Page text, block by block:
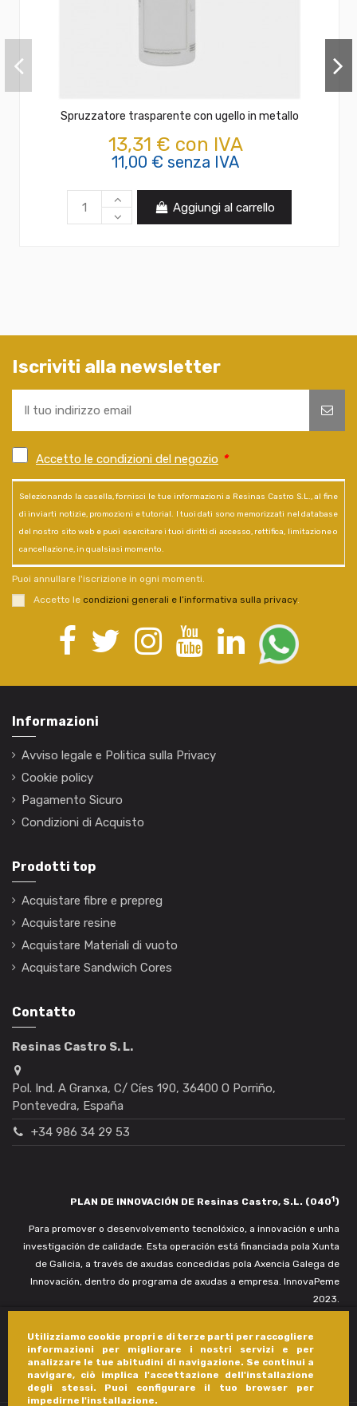
Utilizziamo cookie propri e di terze parti per raccogliere
informazioni per migliorare i nostri servizi e per
analizzare le tue abitudini di navigazione. Se continui a
navigare, ciò implica l'accettazione dell'installazione
degli stessi. Puoi configurare il tuo browser per
impedirne l'installazione.
Spruzzatore trasparente con ugello in metallo
13,31 € con IVA
11,00 € senza IVA
Aggiungi al carrello
Iscriviti alla newsletter
Accetto le condizioni del negozio *
Selezionando la casella, fornisci le tue informazioni a Resinas Castro S.L., al fine
di inviarti notizie, promozioni e tutorial. I tuoi dati sono memorizzati nel database
del nostro sito web e puoi esercitare i tuoi diritti di accesso, rettifica, limitazione o
cancellazione, in qualsiasi momento.
Puoi annullare l'iscrizione in ogni momenti.
Accetto le condizioni generali e l’informativa sulla privacy.
Informazioni
Avviso legale e Politica sulla Privacy
Cookie policy
Pagamento Sicuro
Condizioni di Acquisto
Prodotti top
Acquistare fibre e prepreg
Acquistare resine
Acquistare Materiali di vuoto
Acquistare Sandwich Cores
Contatto
Resinas Castro S. L.
Pol. Ind. A Granxa, C/ Cíes 190, 36400 O Porriño,
Pontevedra, España
+34 986 34 29 53
PLAN DE INNOVACIÓN DE Resinas Castro, S.L. (0401)
Para promover o desenvolvemento tecnolóxico, a innovación e unha
investigación de calidade. Esta operación está financiada pola Xunta
de Galicia, a través de axudas concedidas pola Axencia Galega de
Innovación, dentro do programa de axudas a empresa. InnovaPeme
2023.